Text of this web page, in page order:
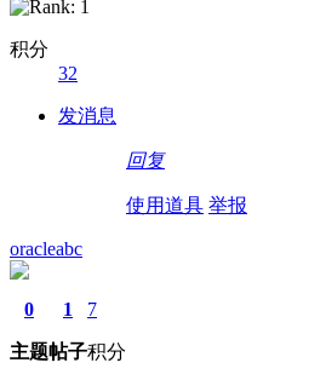
积分
32
发消息
回复
使用道具 举报
oracleabc
0
主题
1
帖子
7
积分